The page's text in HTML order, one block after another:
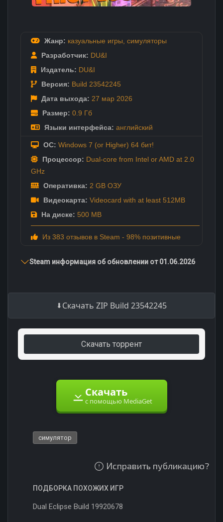
Жанр: казуальные игры симуляторы
Разработчик: DU&I
Издатель: DU&I
Версия: Build 23542245
Дата выхода: 27 мар 2026
Размер: 0.9 Гб
Языки интерфейса: английский
ОС: Windows 7 (or Higher) 64 бит!
Процессор: Dual-core from Intel or AMD at 2.0
GHz
Оперативка: 2 GB ОЗУ
Видеокарта: Videocard with at least 512MB
На диске: 500 MB
Из 383 отзывов в Steam - 98% позитивные
Steam информация об обновлении от 01.06.2026
Скачать ZIP Build 23542245
Скачать торрент
Скачать
с помощью MediaGet
симулятор
Исправить публикацию?
ПОДБОРКА ПОХОЖИХ ИГР
Dual Eclipse Build 19920678